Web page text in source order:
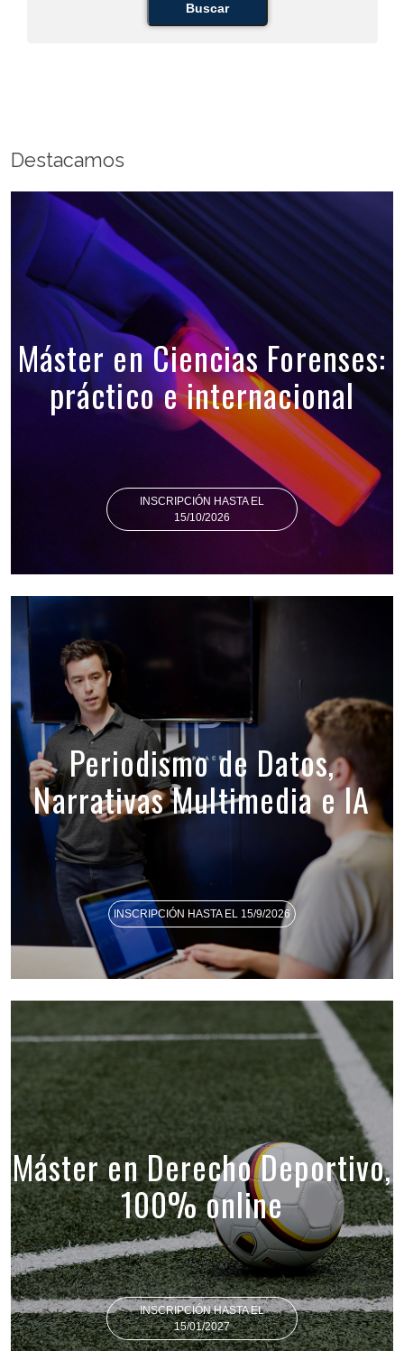
Buscar
Destacamos
Máster en Ciencias Forenses:
práctico e internacional
INSCRIPCIÓN HASTA EL
15/10/2026
Periodismo de Datos,
Narrativas Multimedia e IA
INSCRIPCIÓN HASTA EL 15/9/2026
Máster en Derecho Deportivo,
100% online
INSCRIPCIÓN HASTA EL
15/01/2027